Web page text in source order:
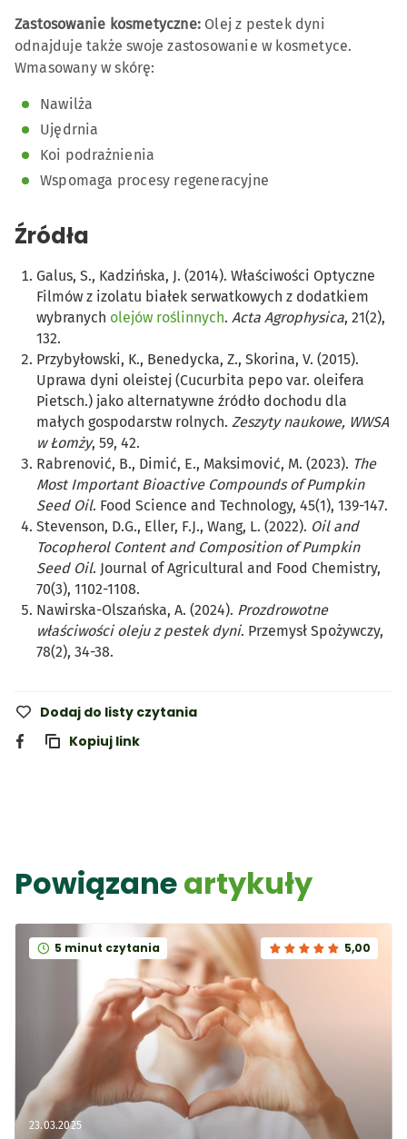
Zastosowanie kosmetyczne: Olej z pestek dyni
odnajduje także swoje zastosowanie w kosmetyce.
Wmasowany w skórę:
Nawilża
Ujędrnia
Koi podrażnienia
Wspomaga procesy regeneracyjne
Źródła
Galus, S., Kadzińska, J. (2014). Właściwości Optyczne
Filmów z izolatu białek serwatkowych z dodatkiem
wybranych olejów roślinnych. Acta Agrophysica, 21(2),
132.
Przybyłowski, K., Benedycka, Z., Skorina, V. (2015).
Uprawa dyni oleistej (Cucurbita pepo var. oleifera
Pietsch.) jako alternatywne źródło dochodu dla
małych gospodarstw rolnych. Zeszyty naukowe, WWSA
w Łomży, 59, 42.
Rabrenović, B., Dimić, E., Maksimović, M. (2023). The
Most Important Bioactive Compounds of Pumpkin
Seed Oil. Food Science and Technology, 45(1), 139-147.
Stevenson, D.G., Eller, F.J., Wang, L. (2022). Oil and
Tocopherol Content and Composition of Pumpkin
Seed Oil. Journal of Agricultural and Food Chemistry,
70(3), 1102-1108.
Nawirska-Olszańska, A. (2024). Prozdrowotne
właściwości oleju z pestek dyni. Przemysł Spożywczy,
78(2), 34-38.
Dodaj do listy czytania
Kopiuj link
Powiązaneartykuły
23.03.2025
5 minut czytania 5,00